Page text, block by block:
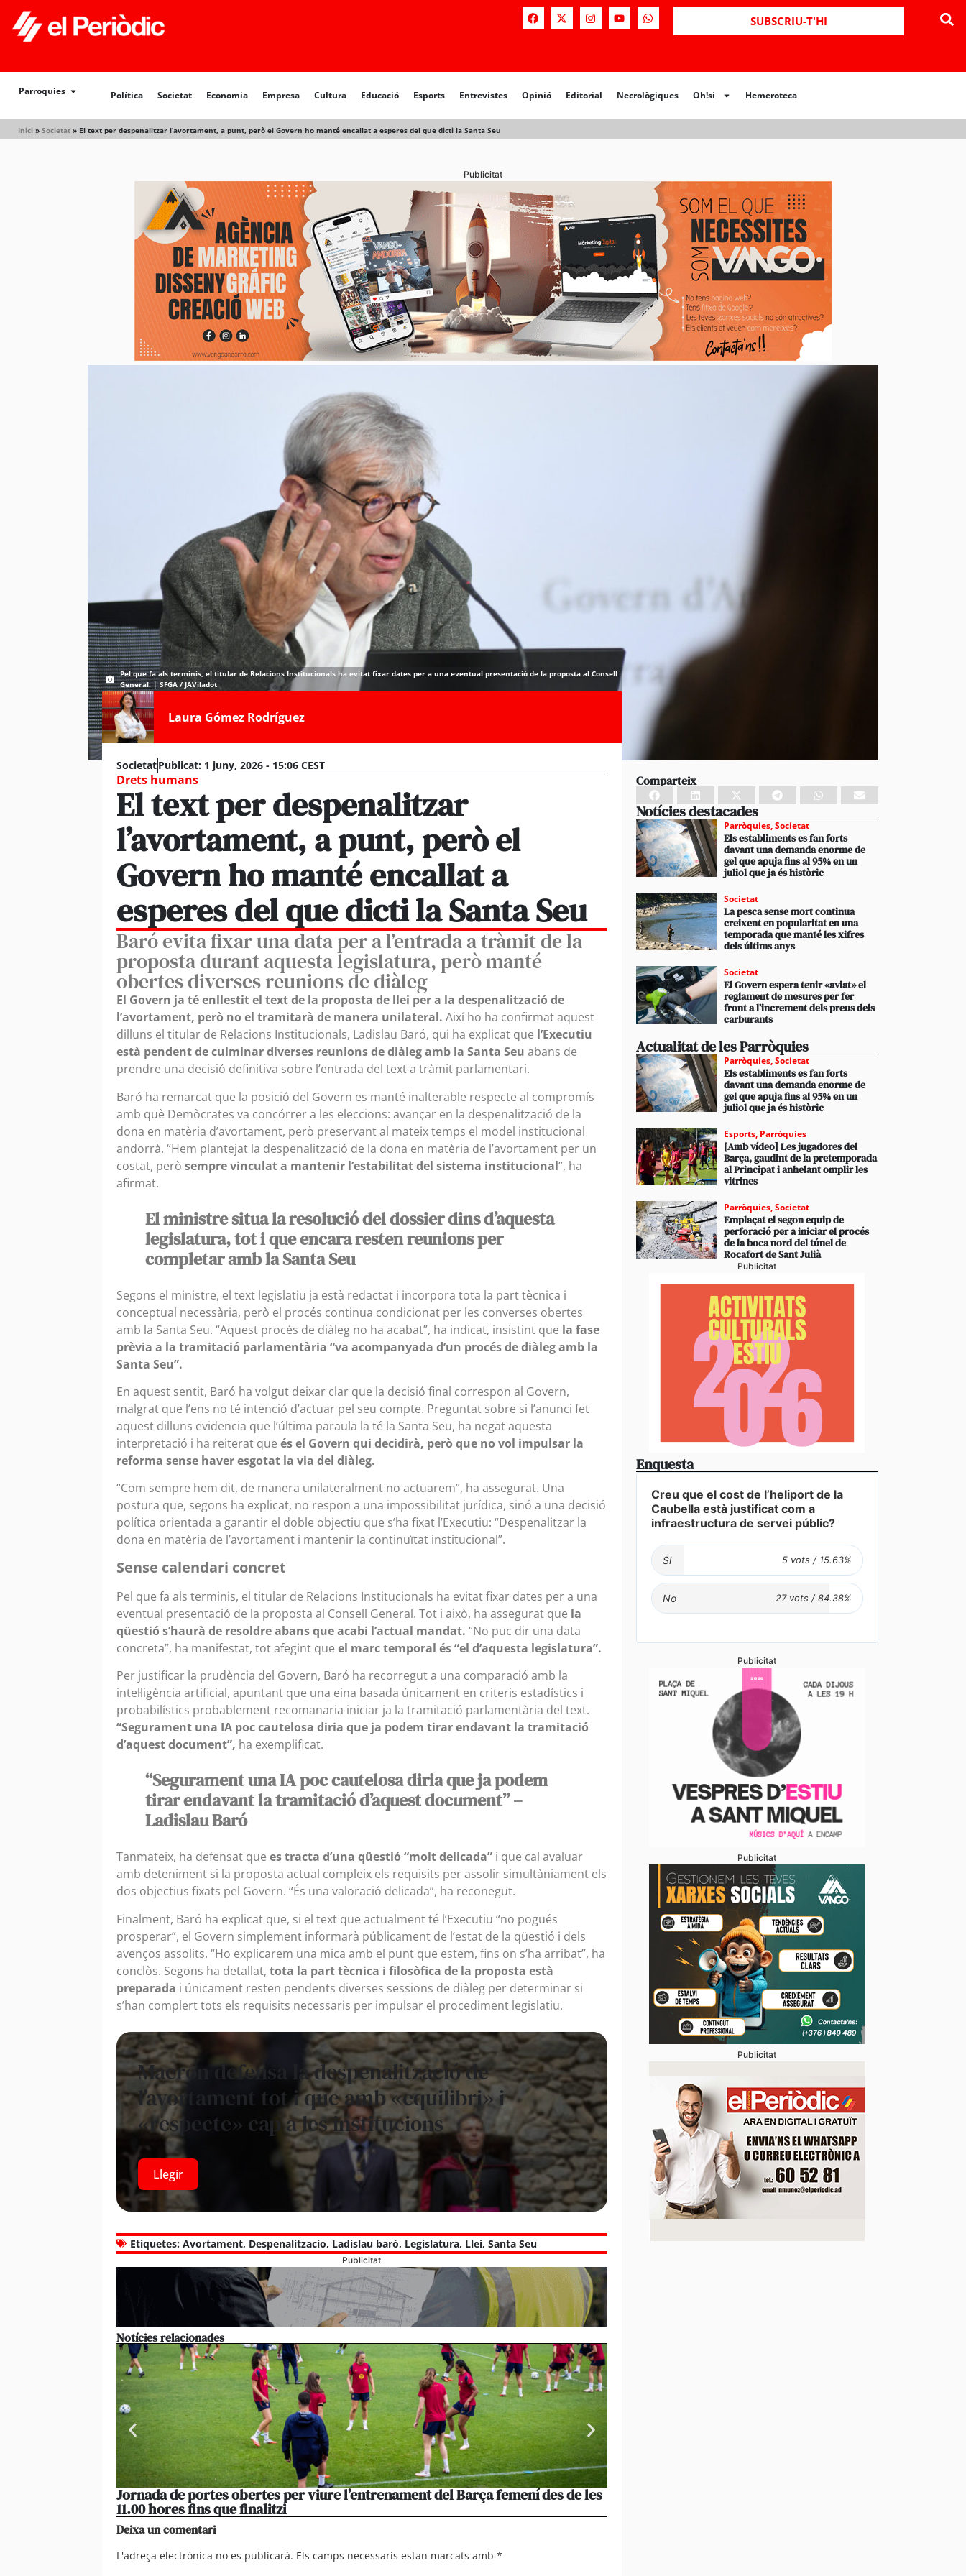
SUBSCRIU-T'HI
Parroquies Política Societat Economia Empresa Cultura Educació Esports Entrevistes Opinió Editorial Necrològiques Oh!si Hemeroteca
Inici » Societat » El text per despenalitzar l’avortament, a punt, però el Govern ho manté encallat a esperes del que dicti la Santa Seu
Publicitat
Pel que fa als terminis, el titular de Relacions Institucionals ha evitat fixar dates per a una eventual presentació de la proposta al Consell
General. | SFGA / JAViladot
Laura Gómez Rodríguez
SocietatPublicat: 1 juny, 2026 - 15:06 CEST
Drets humans
El text per despenalitzar
l’avortament, a punt, però el
Govern ho manté encallat a
esperes del que dicti la Santa Seu
Baró evita fixar una data per a l’entrada a tràmit de la
proposta durant aquesta legislatura, però manté
obertes diverses reunions de diàleg
El Govern ja té enllestit el text de la proposta de llei per a la despenalització de
l’avortament, però no el tramitarà de manera unilateral. Així ho ha confirmat aquest
dilluns el titular de Relacions Institucionals, Ladislau Baró, qui ha explicat que l’Executiu
està pendent de culminar diverses reunions de diàleg amb la Santa Seu abans de
prendre una decisió definitiva sobre l’entrada del text a tràmit parlamentari.
Baró ha remarcat que la posició del Govern es manté inalterable respecte al compromís
amb què Demòcrates va concórrer a les eleccions: avançar en la despenalització de la
dona en matèria d’avortament, però preservant al mateix temps el model institucional
andorrà. “Hem plantejat la despenalització de la dona en matèria de l’avortament per un
costat, però sempre vinculat a mantenir l’estabilitat del sistema institucional”, ha
afirmat.
El ministre situa la resolució del dossier dins d’aquesta
legislatura, tot i que encara resten reunions per
completar amb la Santa Seu
Segons el ministre, el text legislatiu ja està redactat i incorpora tota la part tècnica i
conceptual necessària, però el procés continua condicionat per les converses obertes
amb la Santa Seu. “Aquest procés de diàleg no ha acabat”, ha indicat, insistint que la fase
prèvia a la tramitació parlamentària “va acompanyada d’un procés de diàleg amb la
Santa Seu”.
En aquest sentit, Baró ha volgut deixar clar que la decisió final correspon al Govern,
malgrat que l’ens no té intenció d’actuar pel seu compte. Preguntat sobre si l’anunci fet
aquest dilluns evidencia que l’última paraula la té la Santa Seu, ha negat aquesta
interpretació i ha reiterat que és el Govern qui decidirà, però que no vol impulsar la
reforma sense haver esgotat la via del diàleg.
“Com sempre hem dit, de manera unilateralment no actuarem”, ha assegurat. Una
postura que, segons ha explicat, no respon a una impossibilitat jurídica, sinó a una decisió
política orientada a garantir el doble objectiu que s’ha fixat l’Executiu: “Despenalitzar la
dona en matèria de l’avortament i mantenir la continuïtat institucional”.
Sense calendari concret
Pel que fa als terminis, el titular de Relacions Institucionals ha evitat fixar dates per a una
eventual presentació de la proposta al Consell General. Tot i això, ha assegurat que la
qüestió s’haurà de resoldre abans que acabi l’actual mandat. “No puc dir una data
concreta”, ha manifestat, tot afegint que el marc temporal és “el d’aquesta legislatura”.
Per justificar la prudència del Govern, Baró ha recorregut a una comparació amb la
intel·ligència artificial, apuntant que una eina basada únicament en criteris estadístics i
probabilístics probablement recomanaria iniciar ja la tramitació parlamentària del text.
“Segurament una IA poc cautelosa diria que ja podem tirar endavant la tramitació
d’aquest document”, ha exemplificat.
“Segurament una IA poc cautelosa diria que ja podem
tirar endavant la tramitació d’aquest document” –
Ladislau Baró
Tanmateix, ha defensat que es tracta d’una qüestió “molt delicada” i que cal avaluar
amb deteniment si la proposta actual compleix els requisits per assolir simultàniament els
dos objectius fixats pel Govern. “És una valoració delicada”, ha reconegut.
Finalment, Baró ha explicat que, si el text que actualment té l’Executiu “no pogués
prosperar”, el Govern simplement informarà públicament de l’estat de la qüestió i dels
avenços assolits. “Ho explicarem una mica amb el punt que estem, fins on s’ha arribat”, ha
conclòs. Segons ha detallat, tota la part tècnica i filosòfica de la proposta està
preparada i únicament resten pendents diverses sessions de diàleg per determinar si
s’han complert tots els requisits necessaris per impulsar el procediment legislatiu.
Macron defensa la despenalització de
l’avortament tot i que amb «equilibri» i
«respecte» cap a les institucions
Llegir
Etiquetes: Avortament, Despenalitzacio, Ladislau baró, Legislatura, Llei, Santa Seu
Publicitat
Notícies relacionades
Jornada de portes obertes per viure l’entrenament del Barça femení des de les
11.00 hores fins que finalitzi
Deixa un comentari
L'adreça electrònica no es publicarà. Els camps necessaris estan marcats amb *
Comparteix
Notícies destacades
Parròquies,Societat
Els establiments es fan forts
davant una demanda enorme de
gel que apuja fins al 95% en un
juliol que ja és històric
Societat
La pesca sense mort continua
creixent en popularitat en una
temporada que manté les xifres
dels últims anys
Societat
El Govern espera tenir «aviat» el
reglament de mesures per fer
front a l’increment dels preus dels
carburants
Actualitat de les Parròquies
Parròquies,Societat
Els establiments es fan forts
davant una demanda enorme de
gel que apuja fins al 95% en un
juliol que ja és històric
Esports, Parròquies
[Amb vídeo] Les jugadores del
Barça, gaudint de la pretemporada
al Principat i anhelant omplir les
vitrines
Parròquies,Societat
Emplaçat el segon equip de
perforació per a iniciar el procés
de la boca nord del túnel de
Rocafort de Sant Julià
Publicitat
Enquesta
Creu que el cost de l’heliport de la
Caubella està justificat com a
infraestructura de servei públic?
Si
No
Publicitat
Publicitat
Publicitat